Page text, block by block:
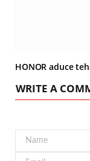
HONOR aduce
WRITE A